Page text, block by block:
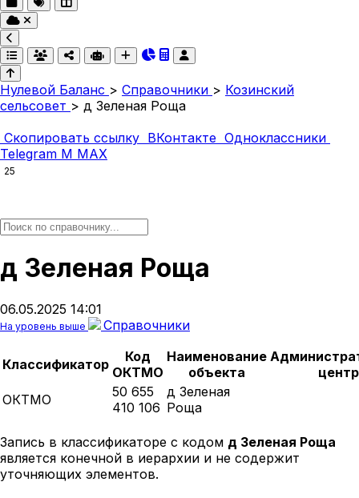
Нулевой Баланс > Справочники > Козинский
сельсовет > д Зеленая Роща
Скопировать ссылку ВКонтакте Одноклассники
Telegram M MAX
25
д Зеленая Роща
06.05.2025 14:01
На уровень выше Справочники
Классификатор
Код
ОКТМО
Наименование
объекта
центр
ОКТМО
50 655
410 106
д Зеленая
Роща
Запись в классификаторе с кодом д Зеленая Роща
является конечной в иерархии и не содержит
уточняющих элементов.